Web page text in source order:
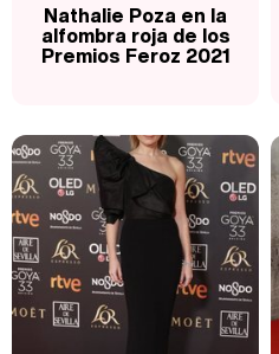
Nathalie Poza en la
alfombra roja de los
Premios Feroz 2021